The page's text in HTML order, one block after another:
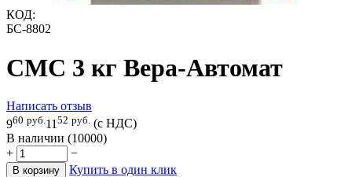
КОД:
БС-8802
СМС 3 кг Вера-Автомат
Написать отзыв
960 руб. 11 52 руб. (с НДС)
В наличии (10000)
+
−
В корзину
Купить в один клик